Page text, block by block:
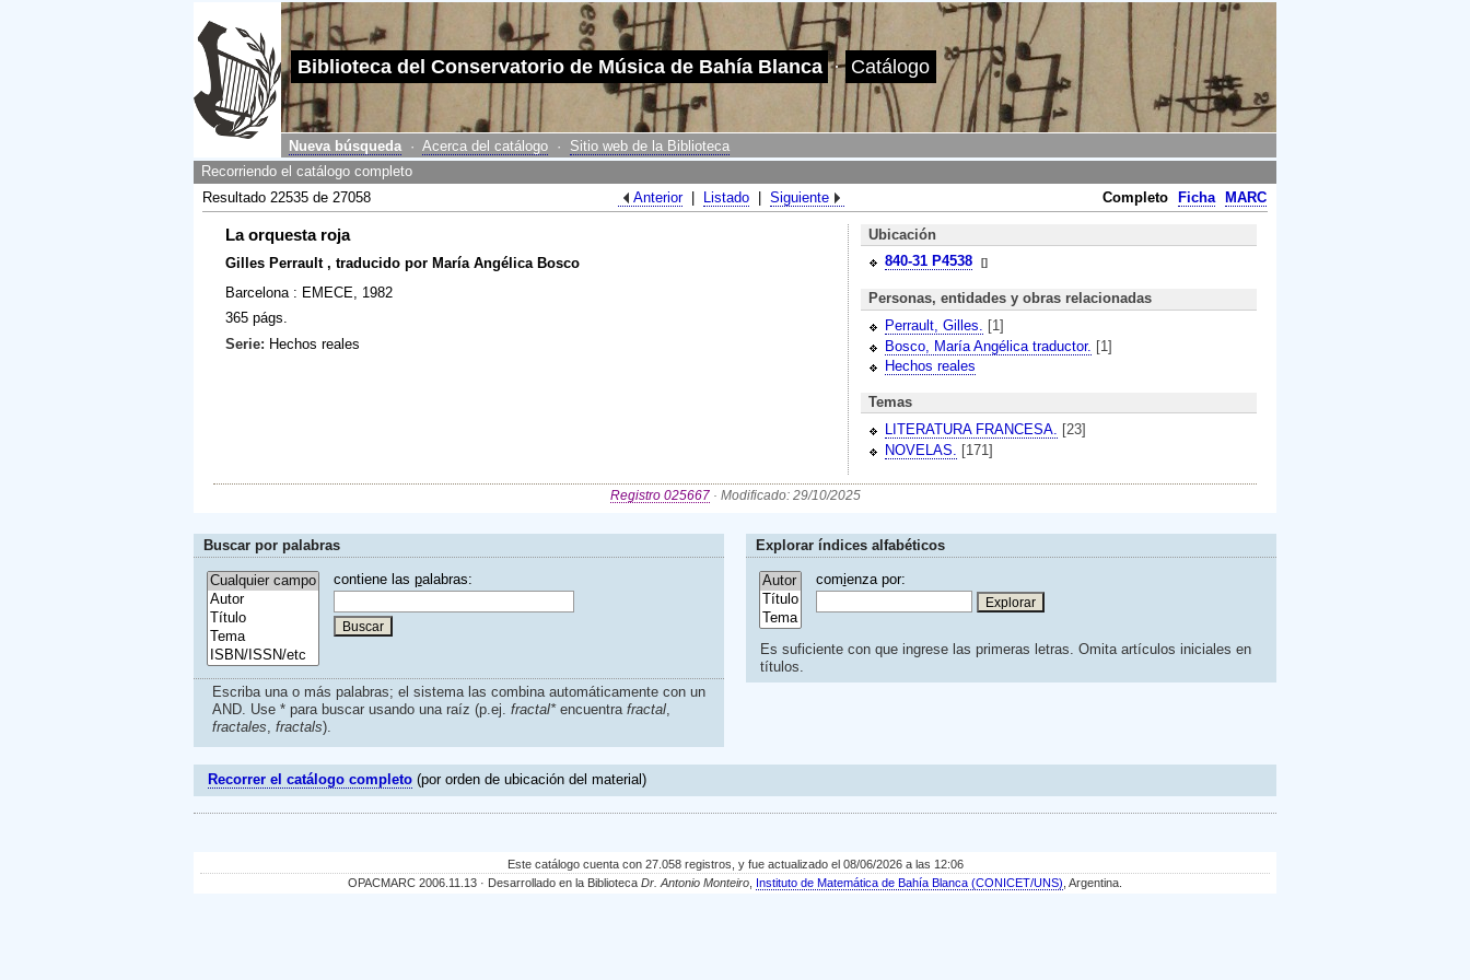
Biblioteca del Conservatorio de Música de Bahía Blanca · Catálogo
Nueva búsqueda· Acerca del catálogo · Sitio web de la Biblioteca
Recorriendo el catálogo completo
Completo
Ficha MARC
Resultado 22535 de 27058 Anterior Listado Siguiente
La orquesta roja
Gilles Perrault , traducido por María Angélica Bosco
Barcelona : EMECE, 1982
365 págs.
Serie: Hechos reales
Ubicación
840-31P4538 []
Personas, entidades y obras relacionadas
Perrault, Gilles. [1]
Bosco, María Angélica traductor. [1]
Hechos reales
Temas
LITERATURA FRANCESA.
[23]
NOVELAS.
[171]
Registro 025667· Modificado: 29/10/2025
Buscar por palabras
contiene las palabras:
Escriba una o más palabras; el sistema las combina automáticamente con un
AND. Use * para buscar usando una raíz (p.ej. fractal*encuentra fractal,
fractales fractals).
Explorar índices alfabéticos
comienza por:
Es suficiente con que ingrese las primeras letras. Omita artículos iniciales en
títulos.
Recorrer el catálogo completo (por orden de ubicación del material)
Este catálogo cuenta con 27.058 registros, y fue actualizado el 08/06/2026 a las 12:06
OPACMARC 2006.11.13 · Desarrollado en la Biblioteca Dr. Antonio Monteiro Instituto de Matemática de Bahía Blanca (CONICET/UNS) , Argentina.